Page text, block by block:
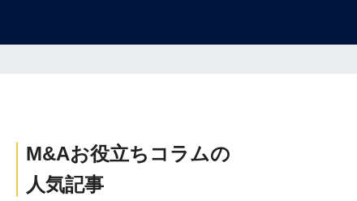
M&Aお役立ちコラムの
人気記事